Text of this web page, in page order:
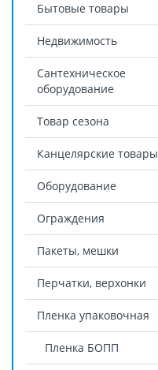
Бытовые товары
Недвижимость
Сантехническое
оборудование
Товар сезона
Канцелярские товары
Оборудование
Ограждения
Пакеты, мешки
Перчатки, верхонки
Пленка упаковочная
Пленка БОПП